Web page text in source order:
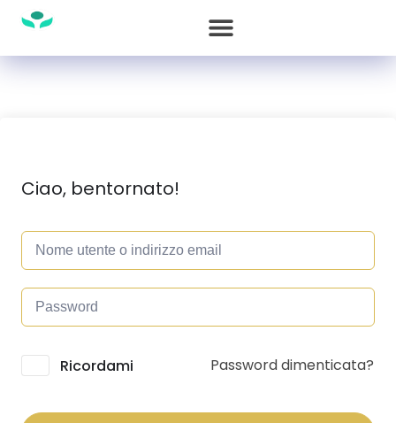
Ciao, bentornato!
Alternative:
Ricordami Password dimenticata?